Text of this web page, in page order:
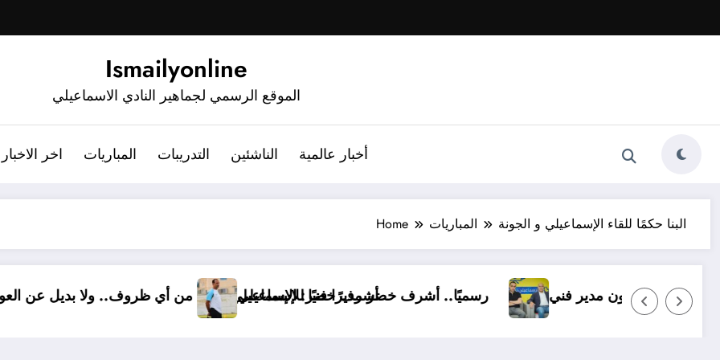
Ismailyonline
الموقع الرسمي لجماهير النادي الاسماعيلي
اخر الاخبار المباريات التدريبات الناشئين أخبار عالمية
Home المباريات البنا حكمًا للقاء الإسماعيلي و الجونة
أشرف خضر: الإسماعيلي أقوى من أي ظروف.. ولا
رسميًا.. أشرف خضر مديرًا فنيًا للإسماعيلي بـ14 ناشئًا وبدون مدير فني